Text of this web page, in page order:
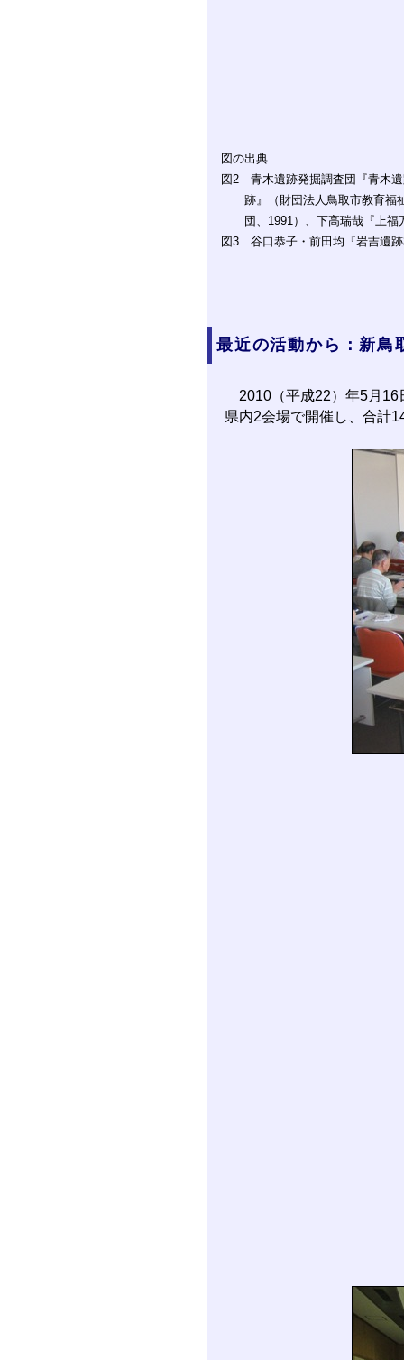
図の出典
図2 青木遺跡発掘調査団『青木
跡』（財団法人鳥取市教育福
団、1991）、下高瑞哉『上
図3 谷口恭子・前田均『岩吉遺
最近の活動から：新鳥
2010（平成22）年5月16
県内2会場で開催し、合計